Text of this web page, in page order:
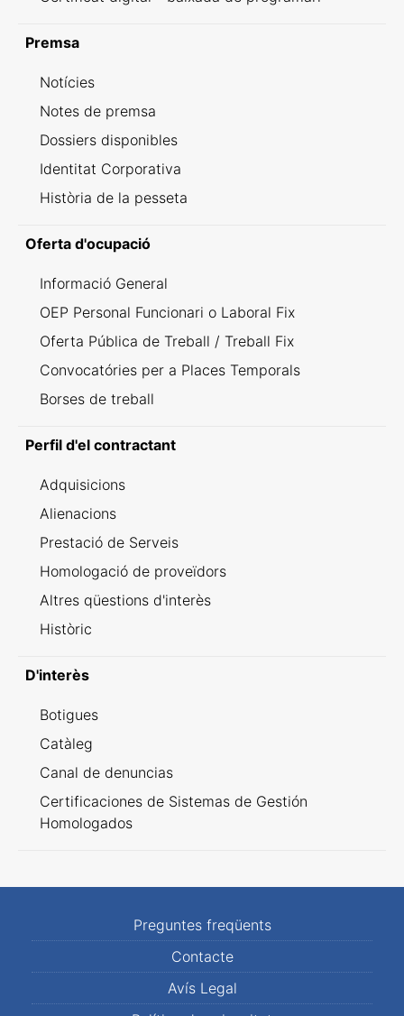
Premsa
Notícies
Notes de premsa
Dossiers disponibles
Identitat Corporativa
Història de la pesseta
Oferta d'ocupació
Informació General
OEP Personal Funcionari o Laboral Fix
Oferta Pública de Treball / Treball Fix
Convocatóries per a Places Temporals
Borses de treball
Perfil d'el contractant
Adquisicions
Alienacions
Prestació de Serveis
Homologació de proveïdors
Altres qüestions d'interès
Històric
D'interès
Botigues
Catàleg
Canal de denuncias
Certificaciones de Sistemas de Gestión
Homologados
Preguntes freqüents
Contacte
Avís Legal